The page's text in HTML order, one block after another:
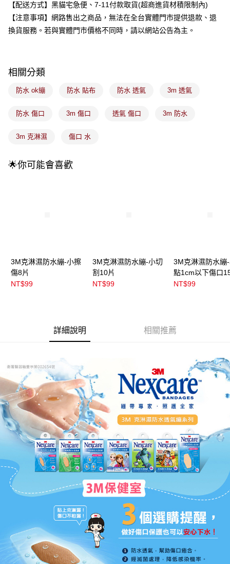
【大哥付你分期使用說明】
1.本服務由台灣大哥大提供，台灣大哥大用戶可立即使用無須另外申請。
3.實際核准額度、可分期數及費用金額請依後續交易確認頁面所載為準。
4.訂單成立30分鐘內，如未前往確認交易或遇審核未通過，訂單將自動取
消。如遇「轉專審核」未通過狀況，表示未達大哥付你分期系統評分，恕無
1.分期款項不併入電信帳單，「大哥付你分期」於每月結算日後寄送繳費提
2.透過簡訊連結打開帳單後，可選擇「超商條碼／台灣大直營門市／銀行轉
【注意事項】
1.本服務係由「台灣大哥大股份有限公司」（以下簡稱本公司）所提供，讓
ATM付款
全家取貨付款
每筆NT$100，滿NT$899(含以上)免運費
7-11取貨付款
付款後7-11取貨
付款後門市自取
每筆NT$100，滿NT$399(含以上)免運費
【配送方式】黑貓宅急便、7-11付款取貨(超商進貨材積限制內)
【注意事項】網路售出之商品，無法在全台實體門市提供退款、退
換貨服務。若與實體門市價格不同時，請以網站公告為主。
相關分類
防水 ok繃 防水 貼布 防水 透氣 3m 透氣
防水 傷口 3m 傷口 透氣 傷口 3m 防水
3m 克淋濕 傷口 水
🌟你可能會喜歡
3M克淋濕防水繃-小擦
傷8片
NT$99
3M克淋濕防水繃-小切
割10片
NT$99
3M克淋濕防水繃
點1cm以下傷口
NT$99
詳細說明 相關推薦